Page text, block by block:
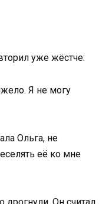
уже жёстче:
Я не могу
Ольга, не
её ко мне